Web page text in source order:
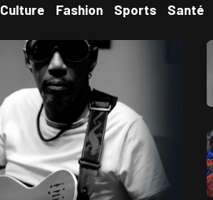
Culture Fashion Sports Santé